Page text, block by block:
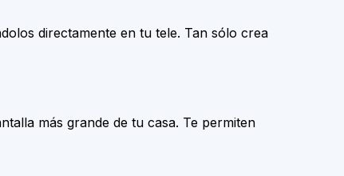
directamente en tu tele. Tan sólo crea
más grande de tu casa. Te permiten